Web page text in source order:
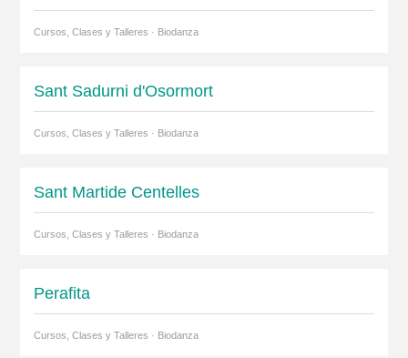
Cursos, Clases y Talleres · Biodanza
Sant Sadurni d'Osormort
Cursos, Clases y Talleres · Biodanza
Sant Martide Centelles
Cursos, Clases y Talleres · Biodanza
Perafita
Cursos, Clases y Talleres · Biodanza